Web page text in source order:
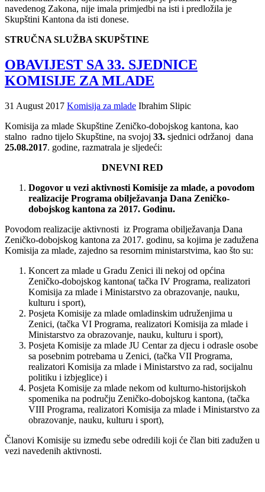
navedenog Zakona, nije imala primjedbi na isti i predložila je
Skupštini Kantona da isti donese.
STRUČNA SLUŽBA SKUPŠTINE
OBAVIJEST SA 33. SJEDNICE
KOMISIJE ZA MLADE
31 August 2017 Komisija za mlade Ibrahim Slipic
Komisija za mlade Skupštine Zeničko-dobojskog kantona, kao
stalno radno tijelo Skupštine, na svojoj 33. sjednici održanoj dana
25.08.2017. godine, razmatrala je sljedeći:
DNEVNI RED
Dogovor u vezi aktivnosti Komisije za mlade, a povodom
realizacije Programa obilježavanja Dana Zeničko-
dobojskog kantona za 2017. Godinu.
Povodom realizacije aktivnosti iz Programa obilježavanja Dana
Zeničko-dobojskog kantona za 2017. godinu, sa kojima je zadužena
Komisija za mlade, zajedno sa resornim ministarstvima, kao što su:
Koncert za mlade u Gradu Zenici ili nekoj od općina
Zeničko-dobojskog kantona( tačka IV Programa, realizatori
Komisija za mlade i Ministarstvo za obrazovanje, nauku,
kulturu i sport),
Posjeta Komisije za mlade omladinskim udruženjima u
Zenici, (tačka VI Programa, realizatori Komisija za mlade i
Ministarstvo za obrazovanje, nauku, kulturu i sport),
Posjeta Komisije za mlade JU Centar za djecu i odrasle osobe
sa posebnim potrebama u Zenici, (tačka VII Programa,
realizatori Komisija za mlade i Ministarstvo za rad, socijalnu
politiku i izbjeglice) i
Posjeta Komisije za mlade nekom od kulturno-historijskoh
spomenika na području Zeničko-dobojskog kantona, (tačka
VIII Programa, realizatori Komisija za mlade i Ministarstvo za
obrazovanje, nauku, kulturu i sport),
Članovi Komisije su između sebe odredili koji će član biti zadužen u
vezi navedenih aktivnosti.